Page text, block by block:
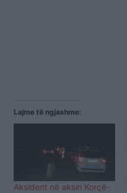
Lajme të ngjashme:
Aksident në aksin Korçë-